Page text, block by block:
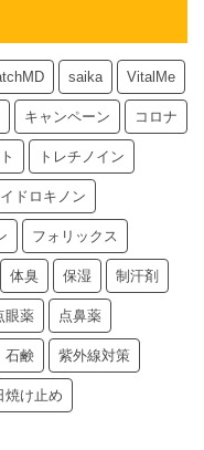
saika VitalMe
キャンペーン コロナ
トレチノイン
ドロキノン
フォリックス
体臭 保湿 制汗剤
眼薬 点鼻薬
石鹸 紫外線対策
焼け止め